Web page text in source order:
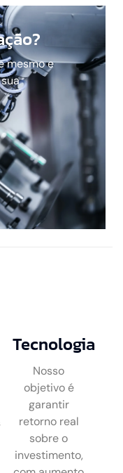
mesmo e
Tecnologia
Nosso
objetivo é
garantir
retorno real
sobre o
investimento,